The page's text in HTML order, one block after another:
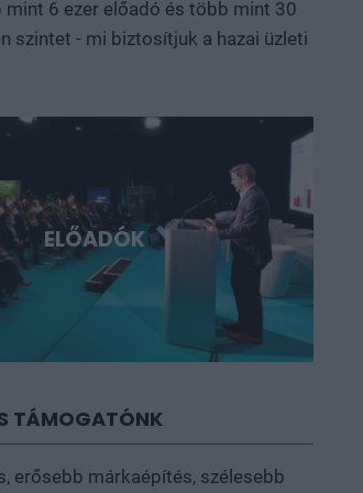
legfontosabb technológiai
6 ezer előadó és több mint 30
szintet - mi biztosítjuk a hazai üzleti
ELŐADÓK
TÁMOGATÓNK
erősebb márkaépítés, szélesebb